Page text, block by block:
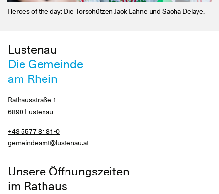
Heroes of the day: Die Torschützen Jack Lahne und Sacha Delaye.
Lustenau
Die Gemeinde
am Rhein
Rathausstraße 1
6890 Lustenau
+43 5577 8181-0
gemeindeamt@lustenau.at
Unsere Öffnungszeiten
im Rathaus